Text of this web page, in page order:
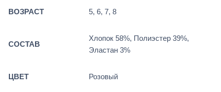
ВОЗРАСТ 5, 6, 7, 8
СОСТАВ
Хлопок 58%, Полиэстер 39%,
Эластан 3%
ЦВЕТ Розовый